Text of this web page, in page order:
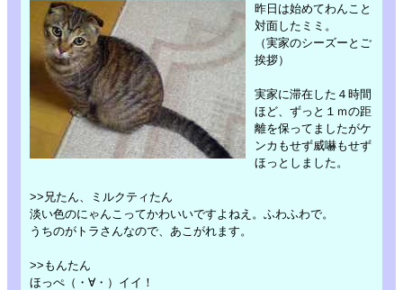
昨日は始めてわんこと
対面したミミ。
（実家のシーズーとご
挨拶）
実家に滞在した４時間
ほど、ずっと１ｍの距
離を保ってましたがケ
ンカもせず威嚇もせず
ほっとしました。
>>兄たん、ミルクティたん
淡い色のにゃんこってかわいいですよねえ。ふわふわで。
うちのがトラさんなので、あこがれます。
>>もんたん
ほっぺ（・∀・）イイ！